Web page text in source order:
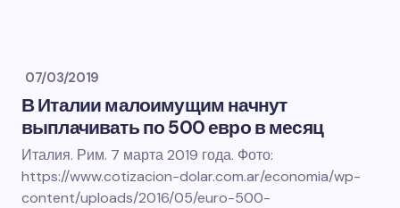
07/03/2019
В Италии малоимущим начнут
выплачивать по 500 евро в месяц
Италия. Рим. 7 марта 2019 года. Фото:
https://www.cotizacion-dolar.com.ar/economia/wp-
content/uploads/2016/05/euro-500-